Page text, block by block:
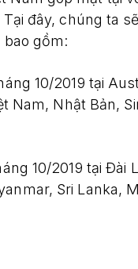
đây, chúng ta
gồm:
10/2019 tại
Nam, Nhật Bản,
10/2019 tại Đài
Sri Lanka,